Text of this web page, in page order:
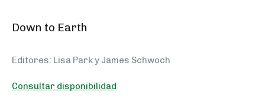
Down to Earth
Editores: Lisa Park y James Schwoch
Consultar disponibilidad